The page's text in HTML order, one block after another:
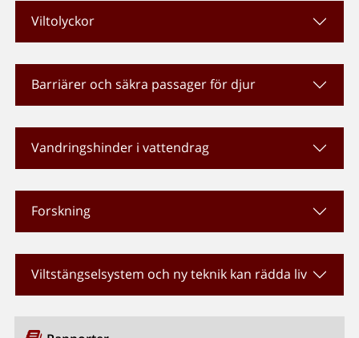
Viltolyckor
Barriärer och säkra passager för djur
Vandringshinder i vattendrag
Forskning
Viltstängselsystem och ny teknik kan rädda liv